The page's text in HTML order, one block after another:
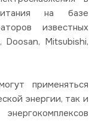
на базе
известных
Mitsubishi,
применяться
энергии, так и